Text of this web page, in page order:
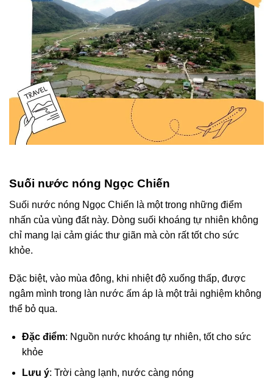
Suối nước nóng Ngọc Chiến
Suối nước nóng Ngọc Chiến là một trong những điểm
nhấn của vùng đất này. Dòng suối khoáng tự nhiên không
chỉ mang lại cảm giác thư giãn mà còn rất tốt cho sức
khỏe.
Đặc biệt, vào mùa đông, khi nhiệt độ xuống thấp, được
ngâm mình trong làn nước ấm áp là một trải nghiệm không
thể bỏ qua.
Đặc điểm: Nguồn nước khoáng tự nhiên, tốt cho sức
khỏe
Lưu ý: Trời càng lạnh, nước càng nóng